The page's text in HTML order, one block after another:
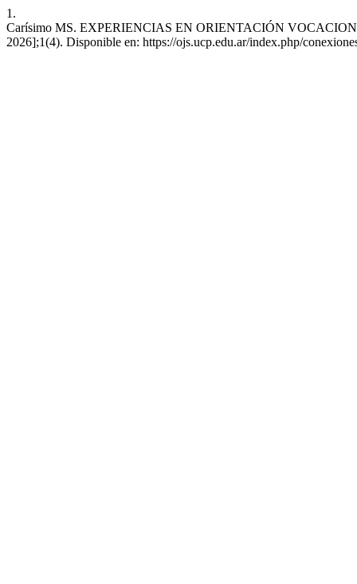
1.
Carísimo MS. EXPERIENCIAS EN ORIENTACIÓN
2026];1(4). Disponible en: https://ojs.ucp.edu.ar/index.php/